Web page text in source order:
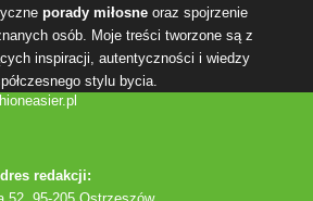
porady miłosne oraz spojrzenie
osób. Moje treści tworzone są z
inspiracji, autentyczności i wiedzy
stylu bycia.
redakcji: